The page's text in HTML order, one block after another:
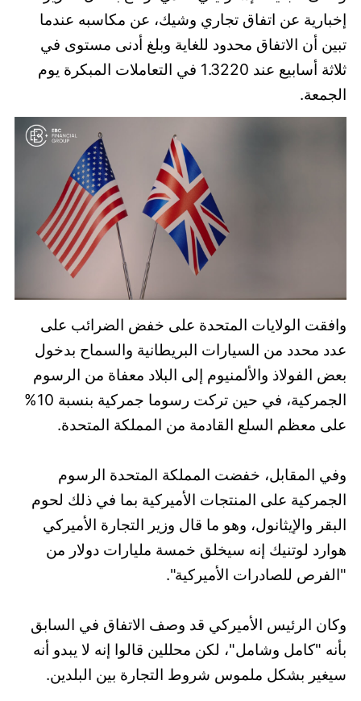
إخبارية عن اتفاق تجاري وشيك، عن مكاسبه عندما
تبين أن الاتفاق محدود للغاية وبلغ أدنى مستوى في
ثلاثة أسابيع عند 1.3220 في التعاملات المبكرة يوم
الجمعة.
وافقت الولايات المتحدة على خفض الضرائب على
عدد محدد من السيارات البريطانية والسماح بدخول
بعض الفولاذ والألمنيوم إلى البلاد معفاة من الرسوم
الجمركية، في حين تركت رسوما جمركية بنسبة 10%
على معظم السلع القادمة من المملكة المتحدة.
وفي المقابل، خفضت المملكة المتحدة الرسوم
الجمركية على المنتجات الأميركية بما في ذلك لحوم
البقر والإيثانول، وهو ما قال وزير التجارة الأميركي
هوارد لوتنيك إنه سيخلق خمسة مليارات دولار من
"الفرص للصادرات الأميركية".
وكان الرئيس الأميركي قد وصف الاتفاق في السابق
بأنه "كامل وشامل"، لكن محللين قالوا إنه لا يبدو أنه
سيغير بشكل ملموس شروط التجارة بين البلدين.